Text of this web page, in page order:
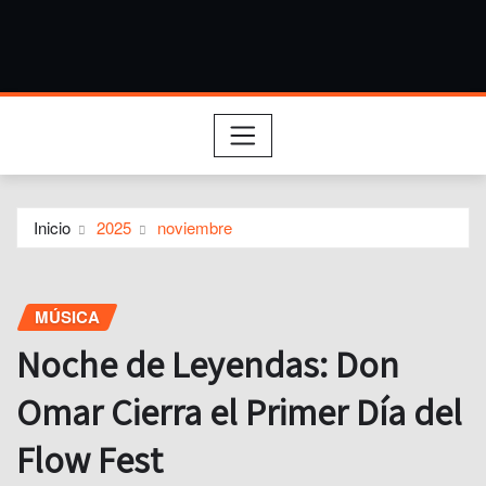
Inicio 2025 noviembre
MÚSICA
Noche de Leyendas: Don
Omar Cierra el Primer Día del
Flow Fest